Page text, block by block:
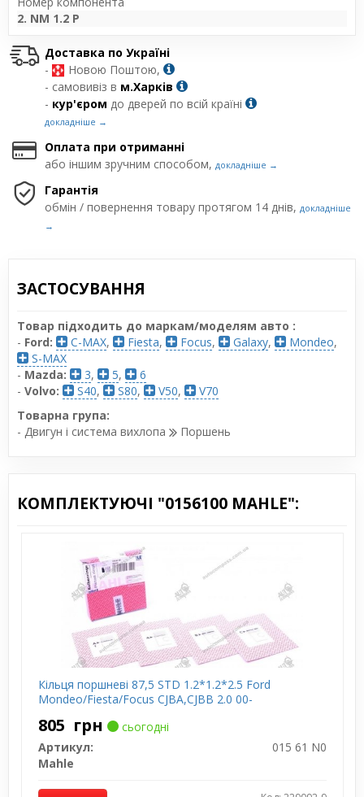
2. NM 1.2 P
Доставка по Україні
-
Новою Поштою,
- самовивіз в м.Харків
- кур'єром до дверей по всій країні
докладніше →
Оплата при отриманні
або іншим зручним способом, докладніше →
Гарантія
обмін / повернення товару протягом 14 днів, докладніше
→
ЗАСТОСУВАННЯ
Товар підходить до маркам/моделям авто :
- Ford: C-MAX, Fiesta, Focus, Galaxy, Mondeo,
S-MAX
- Mazda: 3, 5,
6
- Volvo: S40, S80, V50,
V70
Товарна група:
- Двигун і система вихлопа
Поршень
КОМПЛЕКТУЮЧІ "0156100 MAHLE":
Кільця поршневі 87,5 STD 1.2*1.2*2.5 Ford
Mondeo/Fiesta/Focus CJBA,CJBB 2.0 00-
805 грн
сьогодні
Артикул:
015 61 N0
Mahle